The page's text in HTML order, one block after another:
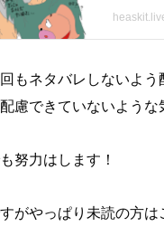
もネタバレしないよ
慮できていないような
努力はします！
がやっぱり未読の方は